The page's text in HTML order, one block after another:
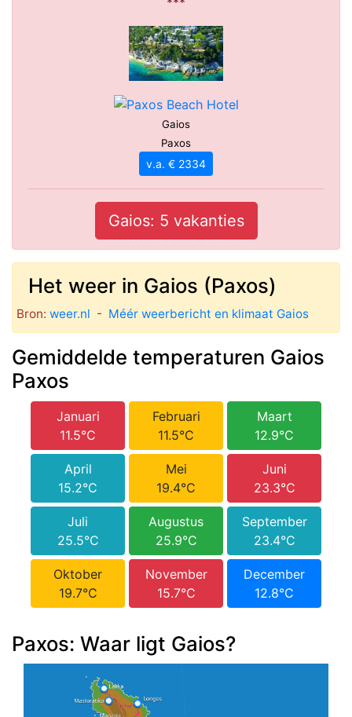
Gaios
Paxos
v.a. € 2334
Gaios: 5 vakanties
Het weer in Gaios (Paxos)
Bron: weer.nl - Méér weerbericht en klimaat Gaios
Gemiddelde temperaturen Gaios
Paxos
Januari
11.5°C
Februari
11.5°C
Maart
12.9°C
April
15.2°C
Mei
19.4°C
Juni
23.3°C
Juli
25.5°C
Augustus
25.9°C
September
23.4°C
Oktober
19.7°C
November
15.7°C
December
12.8°C
Paxos: Waar ligt Gaios?